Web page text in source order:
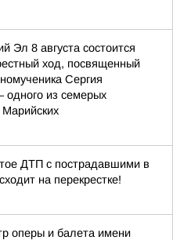
Эл 8 августа состоится
ход, посвященный
Сергия
одного из семерых
ДТП с пострадавшими в
на перекрестке!
оперы и балета имени